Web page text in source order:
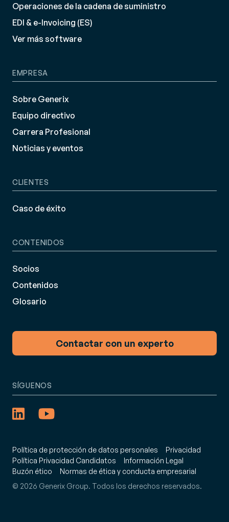
Operaciones de la cadena de suministro
EDI & e-Invoicing (ES)
Ver más software
EMPRESA
Sobre Generix
Equipo directivo
Carrera Profesional
Noticias y eventos
CLIENTES
Caso de éxito
CONTENIDOS
Socios
Contenidos
Glosario
Contactar con un experto
Política de protección de datos personales
Privacidad
Política Privacidad Candidatos
Información Legal
Buzón ético
Normas de ética y conducta empresarial
© 2026 Generix Group. Todos los derechos reservados.
SÍGUENOS